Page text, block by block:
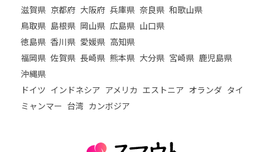
滋賀県 京都府 大阪府 兵庫県 奈良県 和歌山県
鳥取県 島根県 岡山県 広島県 山口県
徳島県 香川県 愛媛県 高知県
福岡県 佐賀県 長崎県 熊本県 大分県 宮崎県 鹿児島県
沖縄県
ドイツ インドネシア アメリカ エストニア オランダ タイ
ミャンマー 台湾 カンボジア